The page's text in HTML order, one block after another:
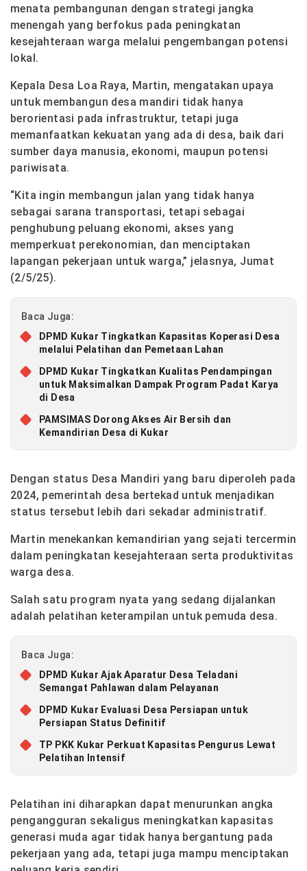
menata pembangunan dengan strategi jangka
menengah yang berfokus pada peningkatan
kesejahteraan warga melalui pengembangan potensi
lokal.
Kepala Desa Loa Raya, Martin, mengatakan upaya
untuk membangun desa mandiri tidak hanya
berorientasi pada infrastruktur, tetapi juga
memanfaatkan kekuatan yang ada di desa, baik dari
sumber daya manusia, ekonomi, maupun potensi
pariwisata.
“Kita ingin membangun jalan yang tidak hanya
sebagai sarana transportasi, tetapi sebagai
penghubung peluang ekonomi, akses yang
memperkuat perekonomian, dan menciptakan
lapangan pekerjaan untuk warga,” jelasnya, Jumat
(2/5/25).
Baca Juga:
DPMD Kukar Tingkatkan Kapasitas Koperasi Desa
melalui Pelatihan dan Pemetaan Lahan
DPMD Kukar Tingkatkan Kualitas Pendampingan
untuk Maksimalkan Dampak Program Padat Karya
di Desa
PAMSIMAS Dorong Akses Air Bersih dan
Kemandirian Desa di Kukar
Dengan status Desa Mandiri yang baru diperoleh pada
2024, pemerintah desa bertekad untuk menjadikan
status tersebut lebih dari sekadar administratif.
Martin menekankan kemandirian yang sejati tercermin
dalam peningkatan kesejahteraan serta produktivitas
warga desa.
Salah satu program nyata yang sedang dijalankan
adalah pelatihan keterampilan untuk pemuda desa.
Baca Juga:
DPMD Kukar Ajak Aparatur Desa Teladani
Semangat Pahlawan dalam Pelayanan
DPMD Kukar Evaluasi Desa Persiapan untuk
Persiapan Status Definitif
TP PKK Kukar Perkuat Kapasitas Pengurus Lewat
Pelatihan Intensif
Pelatihan ini diharapkan dapat menurunkan angka
pengangguran sekaligus meningkatkan kapasitas
generasi muda agar tidak hanya bergantung pada
pekerjaan yang ada, tetapi juga mampu menciptakan